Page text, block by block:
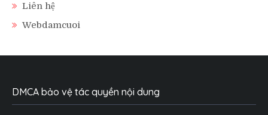
Liên hệ
Webdamcuoi
DMCA bảo vệ tác quyền nội dung